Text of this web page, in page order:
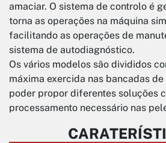
amaciar. O sistema de controlo é
torna as operações na máquina
facilitando as operações de
sistema de autodiagnóstico.
Os vários modelos são divididos
máxima exercida nas bancadas
poder propor diferentes soluções
processamento necessário nas